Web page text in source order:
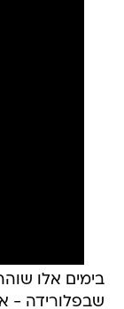
בימים אלו
שבפלורידה -